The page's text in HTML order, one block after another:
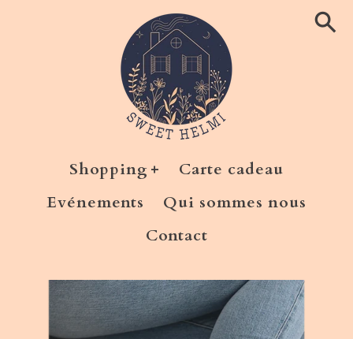
Shopping
Carte cadeau
Evénements
Qui sommes nous
Contact